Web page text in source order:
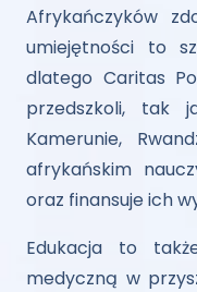
Afrykańczyków
umiejętności to
dlatego Caritas
przedszkoli, tak
Kamerunie,
afrykańskim
oraz finansuje ich
Edukacja to
medyczną w